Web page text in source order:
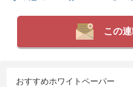
この
おすすめホワイトペーパー